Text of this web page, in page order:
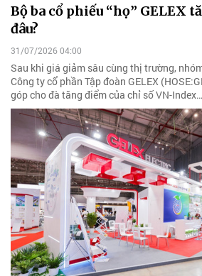
Bộ ba cổ phiếu “họ” GELEX
đâu?
31/07/2026 04:00
Sau khi giá giảm sâu cùng thị trường,
Công ty cổ phần Tập đoàn GELEX
góp cho đà tăng điểm của chỉ số VN-Index…